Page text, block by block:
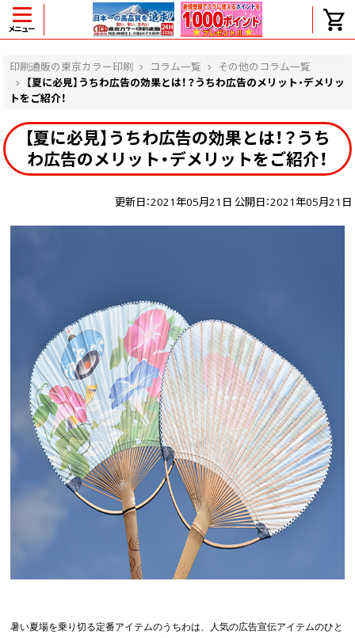
メニュー
印刷通販の東京カラー印刷 コラム一覧
その他のコラム一覧
【夏に必見】うちわ広告の効果とは！？うちわ広告のメリット・デメリッ
トをご紹介！
【夏に必見】うちわ広告の効果とは！？うち
わ広告のメリット・デメリットをご紹介！
更新日：2021年05月21日 公開日：2021年05月21日
暑い夏場を乗り切る定番アイテムのうちわは、人気の広告宣伝アイテムのひと
ヘルプ
よくある質問
入金・決済後、入金情報画面に反映されま
せん。
出荷からお届けまでの日数を教えてくださ
初回特典の1000ポイントを使用するに
は？
見本と印刷データの比較はしてくれます
か？
画面表示操作
ユーザー登録ログイン
注文
入稿
データ
校正・印刷
変更・キャンセル